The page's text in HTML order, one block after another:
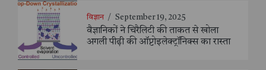
विज्ञान / September 19, 2025
वैज्ञानिकों ने चिरैलिटी की ताकत से खोला
अगली पीढ़ी की ऑप्टोइलेक्ट्रॉनिक्स का रास्ता